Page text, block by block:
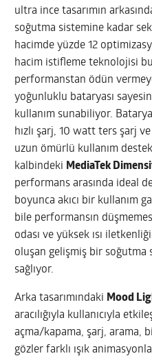
ultra ince tasarımın
soğutma sistemine kadar
hacimde yüzde 12
hacim istifleme teknolojisi
performanstan ödün
yoğunluklu bataryası
kullanım sunabiliyor.
hızlı şarj, 10 watt ters şarj
uzun ömürlü kullanım
kalbindeki MediaTek
performans arasında ideal
boyunca akıcı bir kullanım
bile performansın
odası ve yüksek ısı
oluşan gelişmiş bir soğutma
sağlıyor.
Arka tasarımındaki Mood
aracılığıyla kullanıcıyla
açma/kapama, şarj, arama,
gözler farklı ışık